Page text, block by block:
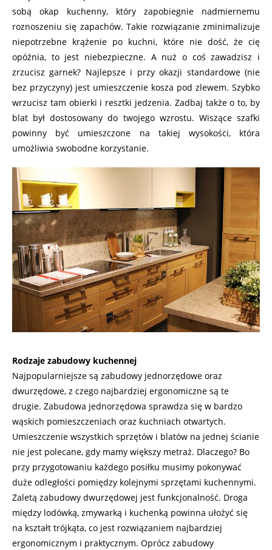
sobą okap kuchenny, który zapobiegnie nadmiernemu
roznoszeniu się zapachów. Takie rozwiązanie zminimalizuje
niepotrzebne krążenie po kuchni, które nie dość, że cię
opóźnia, to jest niebezpieczne. A nuż o coś zawadzisz i
zrzucisz garnek? Najlepsze i przy okazji standardowe (nie
bez przyczyny) jest umieszczenie kosza pod zlewem. Szybko
wrzucisz tam obierki i resztki jedzenia. Zadbaj także o to, by
blat był dostosowany do twojego wzrostu. Wiszące szafki
powinny być umieszczone na takiej wysokości, która
umożliwia swobodne korzystanie.
Rodzaje zabudowy kuchennej
Najpopularniejsze są zabudowy jednorzędowe oraz
dwurzędowe, z czego najbardziej ergonomiczne są te
drugie. Zabudowa jednorzędowa sprawdza się w bardzo
wąskich pomieszczeniach oraz kuchniach otwartych.
Umieszczenie wszystkich sprzętów i blatów na jednej ścianie
nie jest polecane, gdy mamy większy metraż. Dlaczego? Bo
przy przygotowaniu każdego posiłku musimy pokonywać
duże odległości pomiędzy kolejnymi sprzętami kuchennymi.
Zaletą zabudowy dwurzędowej jest funkcjonalność. Droga
między lodówką, zmywarką i kuchenką powinna ułożyć się
na kształt trójkąta, co jest rozwiązaniem najbardziej
ergonomicznym i praktycznym. Oprócz zabudowy